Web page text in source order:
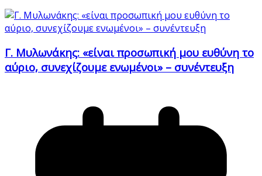
Γ. Μυλωνάκης: «είναι προσωπική μου ευθύνη το
αύριο, συνεχίζουμε ενωμένοι» – συνέντευξη